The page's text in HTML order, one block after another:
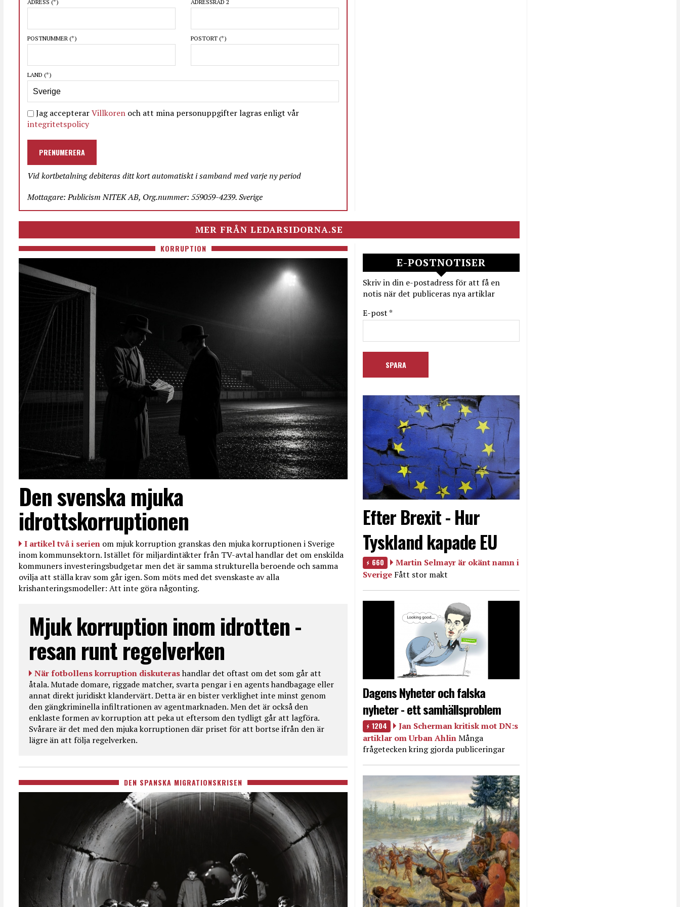
ADRESS (*) ADRESSRAD 2
POSTNUMMER (*) POSTORT (*)
LAND (*)
Jag accepterarVillkoren och att mina personuppgifter lagras enligt vår
integritetspolicy
PRENUMERERA
Vid kortbetalning debiteras ditt kort automatiskt i samband med varje ny period
Mottagare: Publicism NITEK AB, Org.nummer: 559059-4239. Sverige
MER FRÅN LEDARSIDORNA.SE
KORRUPTION
Den svenska mjuka
idrottskorruptionen
I artikel två i serien om mjuk korruption granskas den mjuka korruptionen i Sverige
inom kommunsektorn. Istället för miljardintäkter från TV-avtal handlar det om enskilda
kommuners investeringsbudgetar men det är samma strukturella beroende och samma
ovilja att ställa krav som går igen. Som möts med det svenskaste av alla
krishanteringsmodeller: Att inte göra någonting.
Mjuk korruption inom idrotten -
resan runt regelverken
När fotbollens korruption diskuterashandlar det oftast om det som går att
åtala. Mutade domare, riggade matcher, svarta pengar i en agents handbagage eller
annat direkt juridiskt klandervärt. Detta är en bister verklighet inte minst genom
den gängkriminella infiltrationen av agentmarknaden. Men det är också den
enklaste formen av korruption att peka ut eftersom den tydligt går att lagföra.
Svårare är det med den mjuka korruptionen där priset för att bortse ifrån den är
lägre än att följa regelverken.
DEN SPANSKA MIGRATIONSKRISEN
E-POSTNOTISER
Skriv in din e-postadress för att få en
notis när det publiceras nya artiklar
E-post *
Efter Brexit - Hur
Tyskland kapade EU
660
Martin Selmayr är okänt namn i
Sverige Fått stor makt
Dagens Nyheter och falska
nyheter - ett samhällsproblem
1204
Jan Scherman kritisk mot DN:s
artiklar om Urban AhlinMånga
frågetecken kring gjorda publiceringar